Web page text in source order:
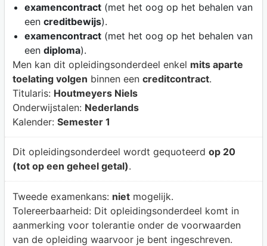
examencontract(met het oog op het behalen van
een creditbewijs).
examencontract(met het oog op het behalen van
een diploma).
Men kan dit opleidingsonderdeel enkel mits aparte
toelating volgen binnen een creditcontract.
Titularis: Houtmeyers Niels
Onderwijstalen: Nederlands
Kalender: Semester 1
Dit opleidingsonderdeel wordt gequoteerd op 20
(tot op een geheel getal).
Tweede examenkans: nietmogelijk.
Tolereerbaarheid: Dit opleidingsonderdeel komt in
aanmerking voor tolerantie onder de voorwaarden
van de opleiding waarvoor je bent ingeschreven.